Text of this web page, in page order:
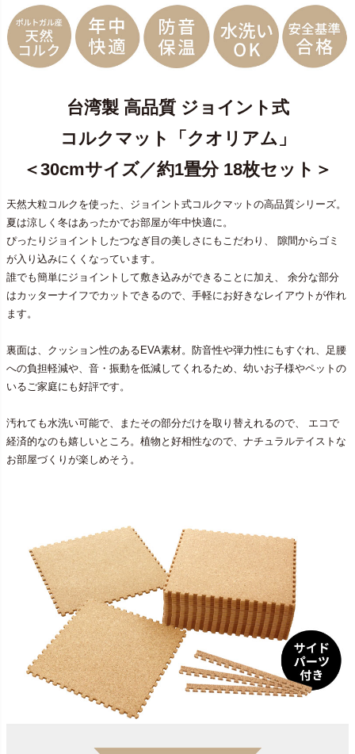
台湾製 高品質 ジョイント式
コルクマット「クオリアム」
＜30cmサイズ／約1畳分 18枚セット＞
天然大粒コルクを使った、ジョイント式コルクマットの高品質シリーズ。
夏は涼しく冬はあったかでお部屋が年中快適に。
ぴったりジョイントしたつなぎ目の美しさにもこだわり、 隙間からゴミ
が入り込みにくくなっています。
誰でも簡単にジョイントして敷き込みができることに加え、 余分な部分
はカッターナイフでカットできるので、手軽にお好きなレイアウトが作れ
ます。
裏面は、クッション性のあるEVA素材。防音性や弾力性にもすぐれ、足腰
への負担軽減や、音・振動を低減してくれるため、幼いお子様やペットの
いるご家庭にも好評です。
汚れても水洗い可能で、またその部分だけを取り替えれるので、 エコで
経済的なのも嬉しいところ。植物と好相性なので、ナチュラルテイストな
お部屋づくりが楽しめそう。